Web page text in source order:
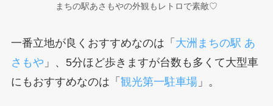
まちの駅あさもやの外観もレトロで素敵♡
一番立地が良くおすすめなのは「 大洲まちの駅 あ
さもや 」、5分ほど歩きますが台数も多くて大型車
にもおすすめなのは「 観光第一駐車場」。